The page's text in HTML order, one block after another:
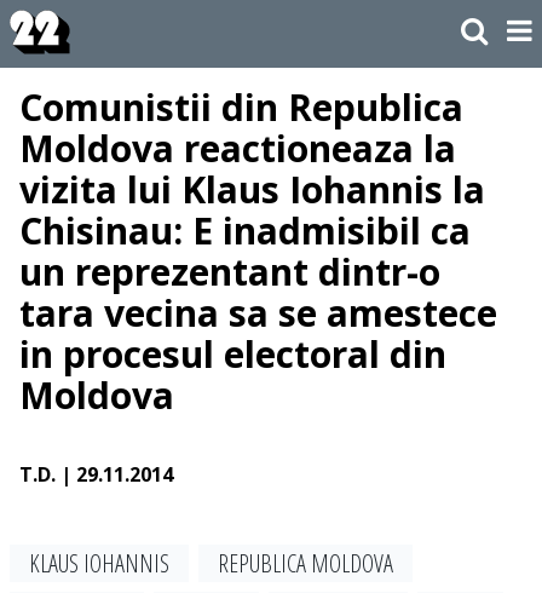
Comunistii din Republica
Moldova reactioneaza la
vizita lui Klaus Iohannis la
Chisinau: E inadmisibil ca
un reprezentant dintr-o
tara vecina sa se amestece
in procesul electoral din
Moldova
T.D. | 29.11.2014
KLAUS IOHANNIS
REPUBLICA MOLDOVA